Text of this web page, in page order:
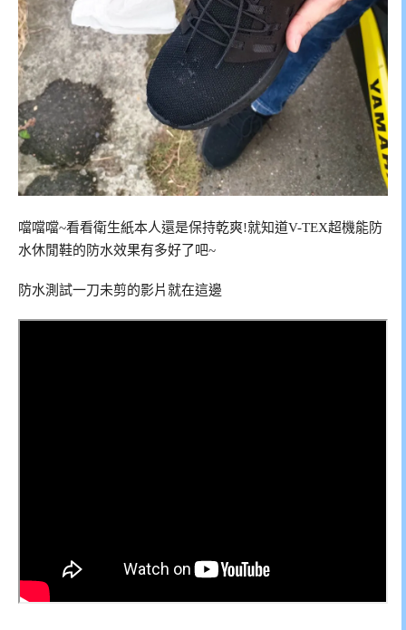
噹噹噹~看看衛生紙本人還是保持乾爽!就知道V-TEX超機能防
水休閒鞋的防水效果有多好了吧~
防水測試一刀未剪的影片就在這邊